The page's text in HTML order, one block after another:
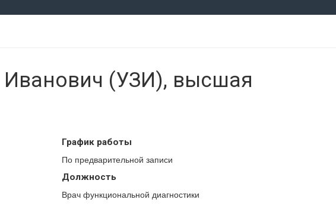
(УЗИ), высшая
График работы
По предварительной записи
Должность
Врач функциональной диагностики